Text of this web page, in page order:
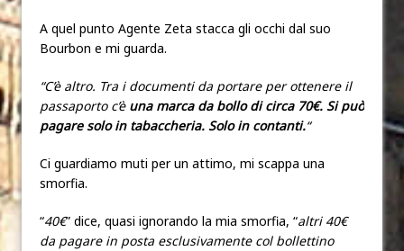
A quel punto Agente Zeta stacca gli occhi dal suo
Bourbon e mi guarda.
“C’è altro. Tra i documenti da portare per ottenere il
passaporto c’è una marca da bollo di circa 70€. Si può
pagare solo in tabaccheria. Solo in contanti.“
Ci guardiamo muti per un attimo, mi scappa una
smorfia.
“40€” dice, quasi ignorando la mia smorfia, “altri 40€
da pagare in posta esclusivamente col bollettino